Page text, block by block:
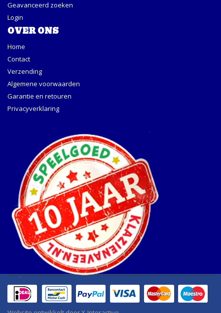
Geavanceerd zoeken
Login
OVER ONS
Home
Contact
Verzending
Algemene voorwaarden
Garantie en retouren
Privacyverklaring